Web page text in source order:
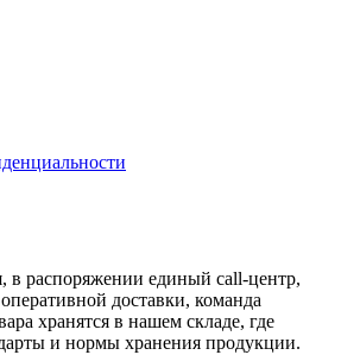
распоряжении единый call-центр,
доставки, команда
хранятся в нашем складе, где
и нормы хранения продукции.